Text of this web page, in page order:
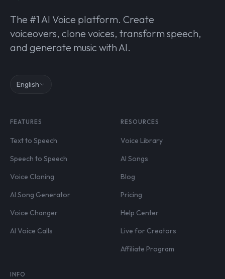
The #1 AI Voice platform. Create
voiceovers, clone voices, transform speech,
and generate music with AI.
English
FEATURES
Text to Speech
Speech to Speech
Voice Cloning
AI Song Generator
Voice Changer
AI Voice Calls
RESOURCES
Voice Library
AI Songs
Blog
Pricing
Help Center
Live for Creators
Affiliate Program
INFO